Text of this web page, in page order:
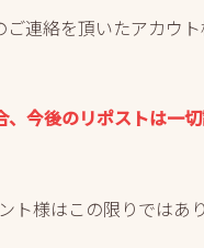
連絡を頂いたアカウ
今後のリポストは一切
様はこの限りではあ